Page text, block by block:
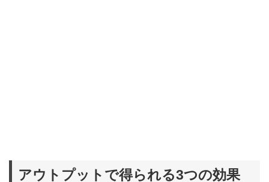
アウトプットで得られる3つの効果